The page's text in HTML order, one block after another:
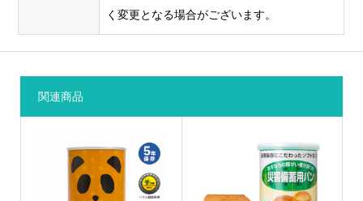
く変更となる場合がございます。
関連商品